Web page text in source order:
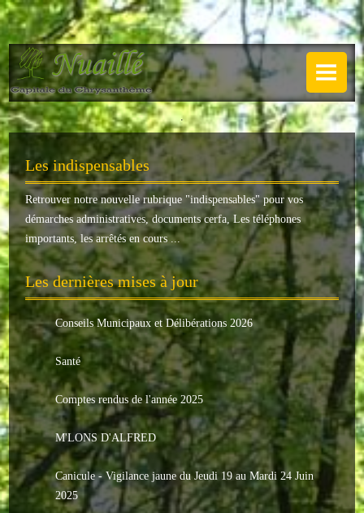
NUAILLÉ
Plan de Nuaillé
Sentiers pédestres
Guide annuel
Histoire
Galerie
LA MAIRIE
Horaires
Agence postale
Le conseil municipal
Les élus
Les commissions
Les comptes rendus
.
Les indispensables
Retrouver notre nouvelle rubrique "indispensables" pour vos
démarches administratives, documents cerfa, Les téléphones
importants, les arrêtés en cours ...
Les dernières mises à jour
Conseils Municipaux et Délibérations 2026
Santé
Comptes rendus de l'année 2025
M'LONS D'ALFRED
Canicule - Vigilance jaune du Jeudi 19 au Mardi 24 Juin
2025